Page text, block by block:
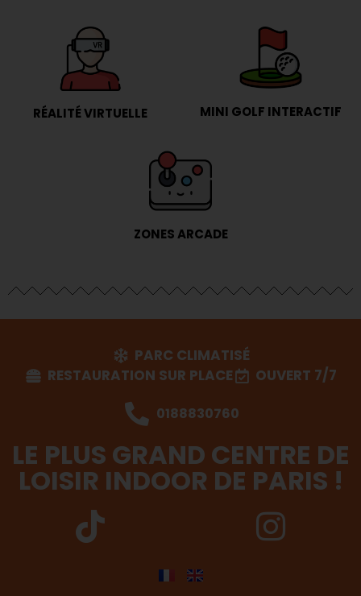
RÉALITÉ VIRTUELLE MINI GOLF INTERACTIF
ZONES ARCADE
PARC CLIMATISÉ
RESTAURATION SUR PLACE
OUVERT 7/7
0188830760
LE PLUS GRAND CENTRE DE
LOISIR INDOOR DE PARIS !